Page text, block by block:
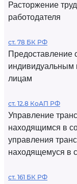
Расторжение
работодателя
ст. 78 БК РФ
Предоставление
индивидуальным
лицам
ст. 12.8 КоАП РФ
Управление
находящимся в
управления
находящемуся в
ст. 161 БК РФ